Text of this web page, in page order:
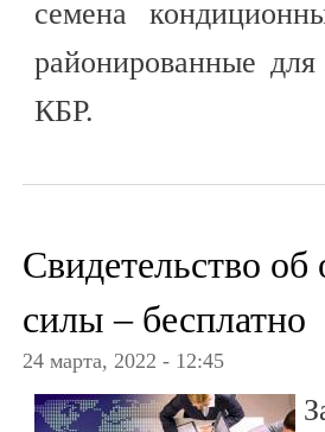
семена
районированные
КБР.
Свидетельство об
силы – бесплатно
24 марта, 2022 - 12:45